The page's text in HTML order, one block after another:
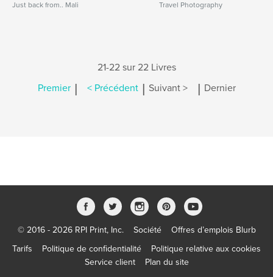
Just back from.. Mali Travel Photography
21-22 sur 22 Livres
Premier | < Précédent | Suivant > | Dernier
© 2016 - 2026 RPI Print, Inc. Société
Offres d’emplois Blurb
Tarifs
Politique de confidentialité
Politique relative aux cookies
Service client
Plan du site